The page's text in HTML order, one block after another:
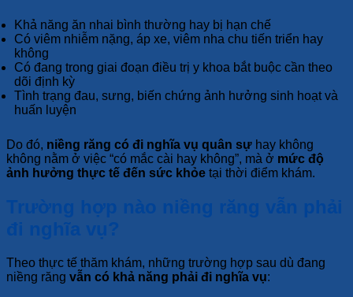
Khả năng ăn nhai bình thường hay bị hạn chế
Có viêm nhiễm nặng, áp xe, viêm nha chu tiến triển hay
không
Có đang trong giai đoạn điều trị y khoa bắt buộc cần theo
dõi định kỳ
Tình trạng đau, sưng, biến chứng ảnh hưởng sinh hoạt và
huấn luyện
Do đó, niềng răng có đi nghĩa vụ quân sự hay không
không nằm ở việc “có mắc cài hay không”, mà ở mức độ
ảnh hưởng thực tế đến sức khỏe tại thời điểm khám.
Trường hợp nào niềng răng vẫn phải
đi nghĩa vụ?
Theo thực tế thăm khám, những trường hợp sau dù đang
niềng răng vẫn có khả năng phải đi nghĩa vụ: